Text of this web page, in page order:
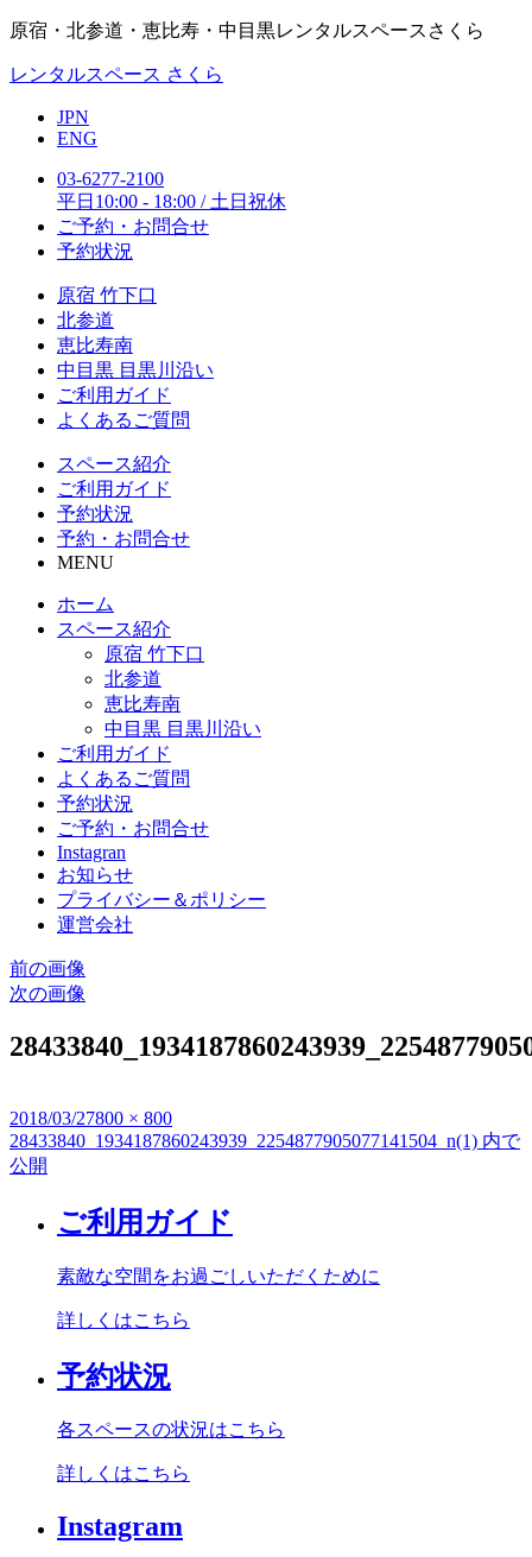
原宿・北参道・恵比寿・中目黒レンタルスペースさくら
レンタルスペース さくら
JPN
ENG
03-6277-2100
平日10:00 - 18:00 / 土日祝休
ご予約・お問合せ
予約状況
原宿 竹下口
北参道
恵比寿南
中目黒 目黒川沿い
ご利用ガイド
よくあるご質問
スペース紹介
ご利用ガイド
予約状況
予約・お問合せ
MENU
ホーム
スペース紹介
原宿 竹下口
北参道
恵比寿南
中目黒 目黒川沿い
ご利用ガイド
よくあるご質問
予約状況
ご予約・お問合せ
Instagran
お知らせ
プライバシー＆ポリシー
運営会社
前の画像
次の画像
投
稿
日:
2018/03/27フ
ル
ズ
800 × 800
投
稿
28433840_1934187860243939_2254877905077141504_n(1) 内で
公開
ご利用ガイド
素敵な空間をお過ごしいただくために
詳しくはこちら
予約状況
各スペースの状況はこちら
詳しくはこちら
Instagram